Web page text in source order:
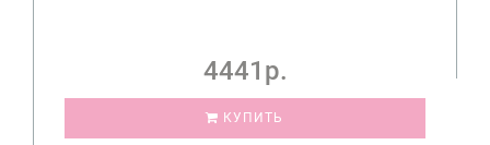
4441р.
КУПИТЬ